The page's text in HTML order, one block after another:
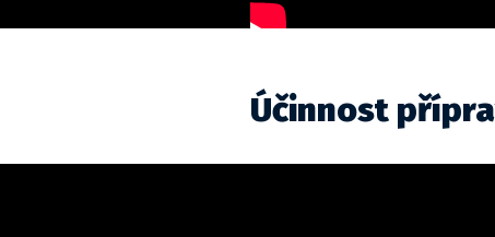
Účinnost